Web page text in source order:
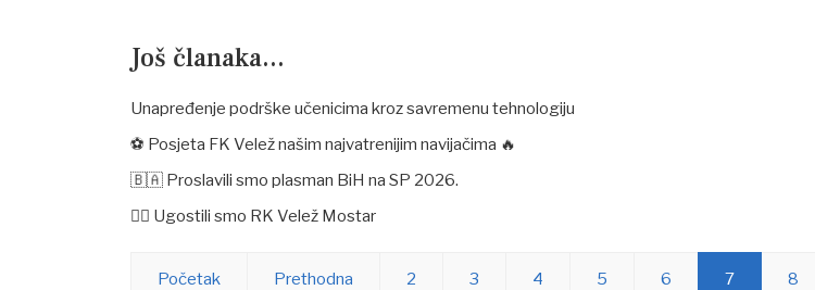
Još članaka...
Unapređenje podrške učenicima kroz savremenu tehnologiju
⚽ Posjeta FK Velež našim najvatrenijim navijačima 🔥
🇧🇦 Proslavili smo plasman BiH na SP 2026.
🤾‍♀️ Ugostili smo RK Velež Mostar
Početak Prethodna 2 3 4 5 6 7 8